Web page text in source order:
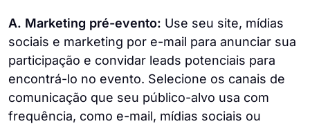
A. Marketing pré-evento: Use seu site, mídias
sociais e marketing por e-mail para anunciar sua
participação e convidar leads potenciais para
encontrá-lo no evento. Selecione os canais de
comunicação que seu público-alvo usa com
frequência, como e-mail, mídias sociais ou